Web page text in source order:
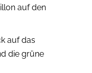
auf den
auf das
die grüne